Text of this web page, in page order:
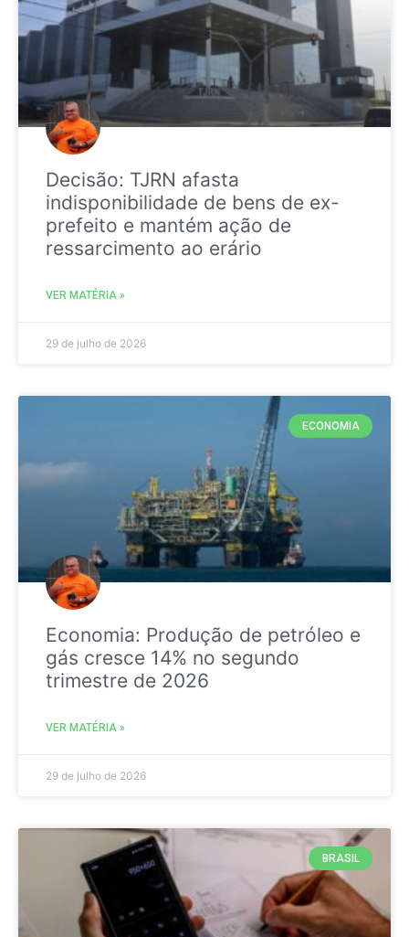
Decisão: TJRN afasta
indisponibilidade de bens de ex-
prefeito e mantém ação de
ressarcimento ao erário
VER MATÉRIA »
29 de julho de 2026
ECONOMIA
Economia: Produção de petróleo e
gás cresce 14% no segundo
trimestre de 2026
VER MATÉRIA »
29 de julho de 2026
BRASIL